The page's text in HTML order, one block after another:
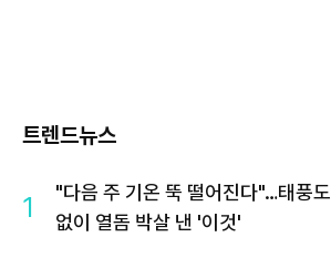
트렌드뉴스
1
"다음 주 기온 뚝 떨어진다"…태풍도
없이 열돔 박살 낸 '이것'